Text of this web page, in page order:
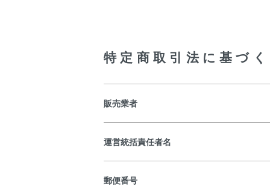
特定商取引法に基づ
販売業者
運営統括責任者名
郵便番号